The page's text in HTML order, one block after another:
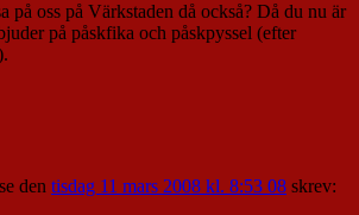
på oss på Värkstaden då också? Då du nu är
på påskfika och påskpyssel (efter
den tisdag 11 mars 2008 kl. 8:53 08 skrev: